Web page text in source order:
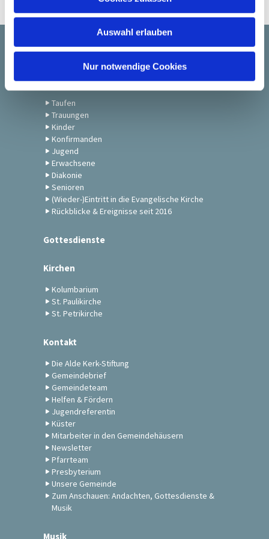
Auswahl erlauben
Nur notwendige Cookies
Startseite
Gemeindeleben
Taufen
Trauungen
Kinder
Konfirmanden
Jugend
Erwachsene
Diakonie
Senioren
(Wieder-)Eintritt in die Evangelische Kirche
Rückblicke & Ereignisse seit 2016
Gottesdienste
Kirchen
Kolumbarium
St. Paulikirche
St. Petrikirche
Kontakt
Die Alde Kerk-Stiftung
Gemeindebrief
Gemeindeteam
Helfen & Fördern
Jugendreferentin
Küster
Mitarbeiter in den Gemeindehäusern
Newsletter
Pfarrteam
Presbyterium
Unsere Gemeinde
Zum Anschauen: Andachten, Gottesdienste &
Musik
Musik